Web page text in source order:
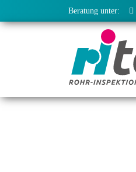
Beratung unter: